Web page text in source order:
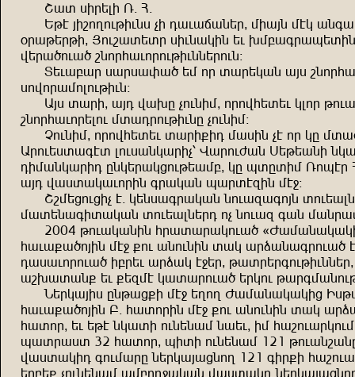
Buı irğşlr X$ A$
Şkt wrbnpndkrdzi vr euduouzşğ^ sruwz stm
+ğukşğkr^ Wndbuışığ irdzumrz şd
fşğu,ndu, bznğaudnğndkrdzzşğndz!
Işduçuğ iuğiuyu, şs nğ ıuğşmuz uwi
infnğusnlndkrdz!
Uwi ıuğr^ uwe fu.g vndzrs^ nğnfaşışd mlnğ
bznğaudnğşlnd sıueğndkrdzg vndzrs!
Vndzrs^ nğnfaşışd ıuğr=re suirz vt nğ mg
Uğndşiıuütı lndiuzmuğrv% Fuğndcuz İşkşuzr
ersuzmuğre gzmşğumjndkşusç^ mg hıgırs
uwe fuiıumudnğrz üğumuz huğıtörz st<!
Bbsşjndjrv t$ mşziuüğumuz znduöuünwz
suışzuürıumuz ındşulzşğe nv znduö üuz
2004 kndumuzrz ağuıuğumndu,
audu=u,nwrz st< =nd uzndzrz ıum uğquzuüğndu,
euiudnğndu, rçğşd uğqum t<şğ^
ub.uıuz= şd =şöst muıuğndu, şğmnd
Zşğmuwri gzkuj=r st< şpnp Cusuzumumrj
audu=u,nwrz Ç$ auınğrz st< =nd uzndzrz ıum
auınğ^ şd şkt zmuır ndzşzus zuşd^ rs
huığuiı 32 auınğ^ hrır ndzşzus 121
fuiıumre ündsuğg zşğmuwujznp 121 ürğ=r
şğçş= vndzşzus usçnp<umuz fuiıume